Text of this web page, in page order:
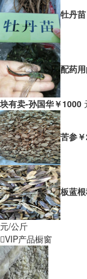
牡丹苗
配药
块有卖-孙国华￥1000
苦参
板蓝
元/公斤
VIP产品橱窗